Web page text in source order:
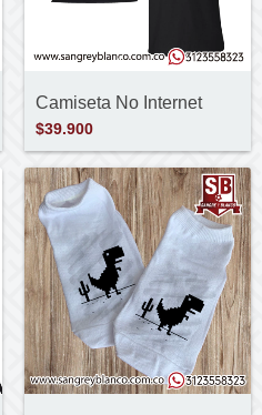
Camiseta No Internet
$39.900